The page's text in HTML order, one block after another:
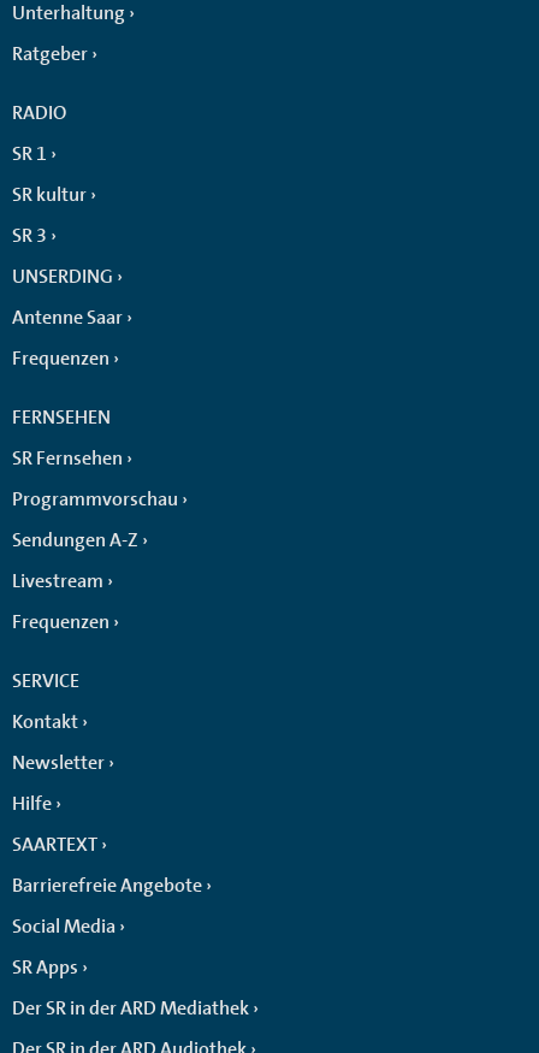
Unterhaltung
Ratgeber
RADIO
SR 1
SR kultur
SR 3
UNSERDING
Antenne Saar
Frequenzen
FERNSEHEN
SR Fernsehen
Programmvorschau
Sendungen A-Z
Livestream
Frequenzen
SERVICE
Kontakt
Newsletter
Hilfe
SAARTEXT
Barrierefreie Angebote
Social Media
SR Apps
Der SR in der ARD Mediathek